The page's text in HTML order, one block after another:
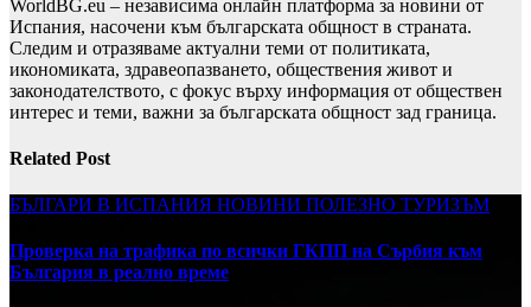
WorldBG.eu – независима онлайн платформа за новини от
Испания, насочени към българската общност в страната.
Следим и отразяваме актуални теми от политиката,
икономиката, здравеопазването, обществения живот и
законодателството, с фокус върху информация от обществен
интерес и теми, важни за българската общност зад граница.
Related Post
БЪЛГАРИ В ИСПАНИЯ НОВИНИ ПОЛЕЗНО ТУРИЗЪМ
Проверка на трафика по всички ГКПП на Сърбия към
България в реално време